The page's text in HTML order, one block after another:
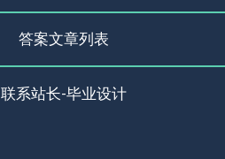
答案文章列表
联系站长-毕业设计